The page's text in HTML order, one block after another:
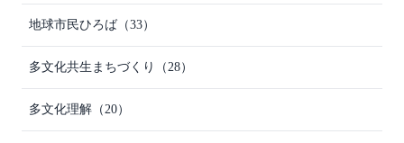
地球市民ひろば （33）
多文化共生まちづくり （28）
多文化理解 （20）